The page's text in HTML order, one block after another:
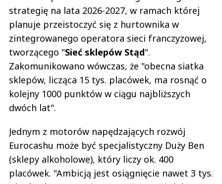
strategię na lata 2026-2027, w ramach której
planuje przeistoczyć się z hurtownika w
zintegrowanego operatora sieci franczyzowej,
tworzącego "Sieć sklepów Stąd".
Zakomunikowano wówczas, że "obecna siatka
sklepów, licząca 15 tys. placówek, ma rosnąć o
kolejny 1000 punktów w ciągu najbliższych
dwóch lat".
Jednym z motorów napędzających rozwój
Eurocashu może być specjalistyczny Duży Ben
(sklepy alkoholowe), który liczy ok. 400
placówek. "Ambicją jest osiągnięcie nawet 3 tys.